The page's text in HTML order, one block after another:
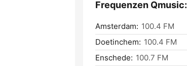
Frequenzen Qmusic:
Amsterdam: 100.4 FM
Doetinchem: 100.4 FM
Enschede: 100.7 FM